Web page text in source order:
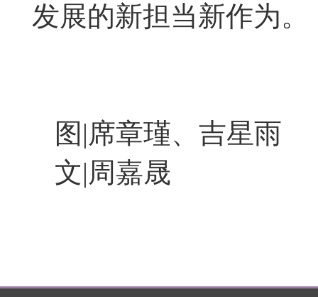
发展的新担当新作为。
图|席章瑾、吉星雨
文|周嘉晟